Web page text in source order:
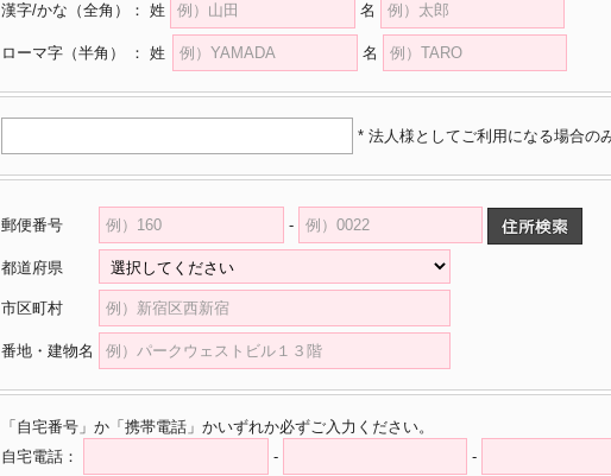
漢字/かな （全角） ： 姓 名
ローマ字 （半角） ： 姓 名
* 法人様としてご利用になる場合の
郵便番号 -
都道府県
市区町村
番地・建物名
「自宅番号」か「携帯電話」かいずれか必ずご入力ください。
自宅電話：
- -